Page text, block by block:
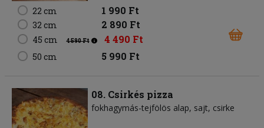
22 cm 1 990 Ft
32 cm 2 890 Ft
45 cm 4 590 Ft 4 490 Ft
50 cm 5 990 Ft
08. Csirkés pizza
fokhagymás-tejfölös alap sajt csirke